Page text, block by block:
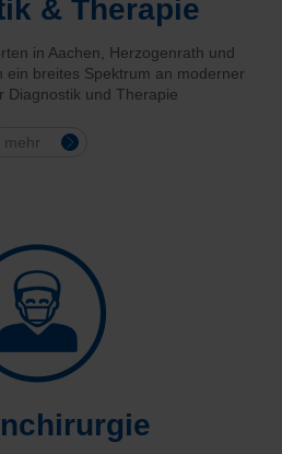
& Therapie
in Aachen, Herzogenrath und
ein breites Spektrum an moderner
Diagnostik und Therapie
mehr